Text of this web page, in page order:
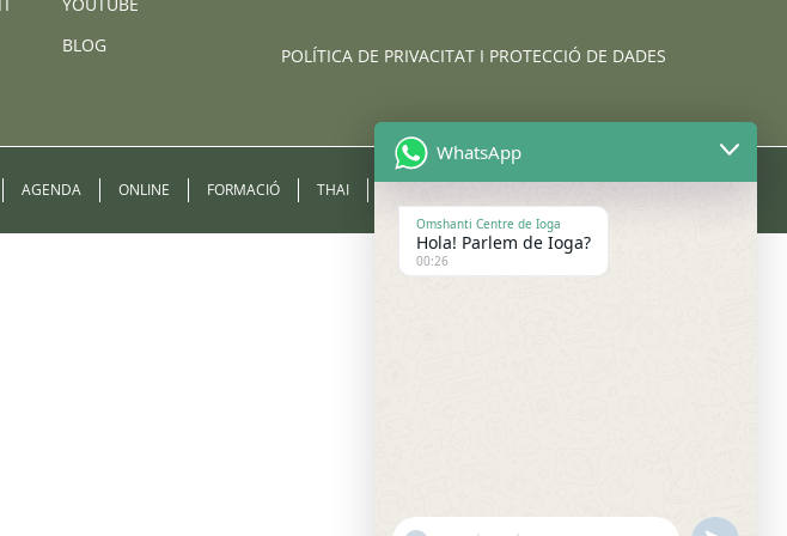
BLOG
POLÍTICA DE PRIVACITAT I PROTECCIÓ DE DADES
AGENDA ONLINE FORMACIÓ THAI
WhatsApp
Omshanti Centre de Ioga
Hola! Parlem de Ioga?
00:26